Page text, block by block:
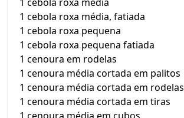
1 cebola roxa média, fatiada
1 cebola roxa pequena
1 cebola roxa pequena fatiada
1 cenoura em rodelas
1 cenoura média cortada em palitos
1 cenoura média cortada em rodelas
1 cenoura média cortada em tiras